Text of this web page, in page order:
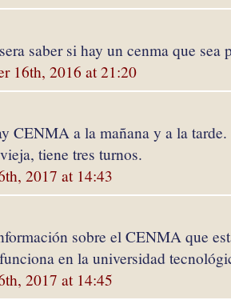
saber si hay un cenma que sea
16th, 2016 at 21:20
CENMA a la mañana y a la
tiene tres turnos.
2017 at 14:43
sobre el CENMA que
en la universidad
2017 at 14:45